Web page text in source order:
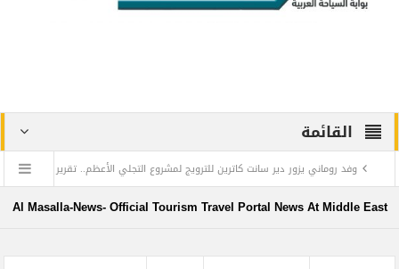
القائمة
وفد روماني يزور دير سانت كاترين للترويج لمشروع التجلي الأعظم.. تقرير
أثري
Al Masalla-News- Official Tourism Travel Portal News At Middle East